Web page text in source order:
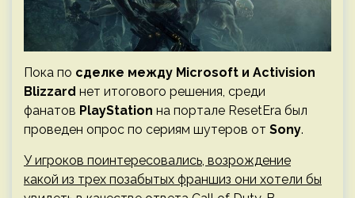
Пока по сделке между Microsoft и Activision
Blizzard нет итогового решения, среди
фанатов PlayStation на портале ResetEra был
проведен опрос по сериям шутеров от Sony.
У игроков поинтересовались, возрождение
какой из трех позабытых франшиз они хотели бы